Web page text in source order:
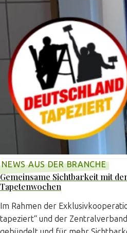
NEWS AUS DER BRANCHE
Gemeinsame Sichtbarkeit mit
Tapetenwochen
Im Rahmen der
tapeziert“ und der